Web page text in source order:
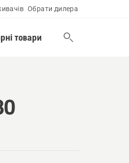
Обрати дилера
товари